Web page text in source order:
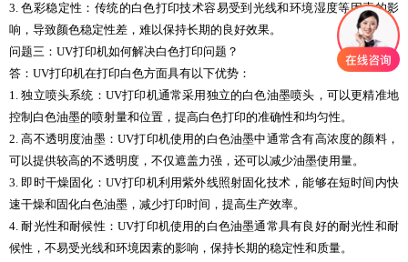
3. 色彩稳定性：传统的白色打印技术容易受到光线和环境湿度等因素的影
响，导致颜色稳定性差，难以保持长期的良好效果。
问题三：UV打印机如何解决白色打印问题？
答：UV打印机在打印白色方面具有以下优势：
1. 独立喷头系统：UV打印机通常采用独立的白色油墨喷头，可以更精准地
控制白色油墨的喷射量和位置，提高白色打印的准确性和均匀性。
2. 高不透明度油墨：UV打印机使用的白色油墨中通常含有高浓度的颜料，
可以提供较高的不透明度，不仅遮盖力强，还可以减少油墨使用量。
3. 即时干燥固化：UV打印机利用紫外线照射固化技术，能够在短时间内快
速干燥和固化白色油墨，减少打印时间，提高生产效率。
4. 耐光性和耐候性：UV打印机使用的白色油墨通常具有良好的耐光性和耐
候性，不易受光线和环境因素的影响，保持长期的稳定性和质量。